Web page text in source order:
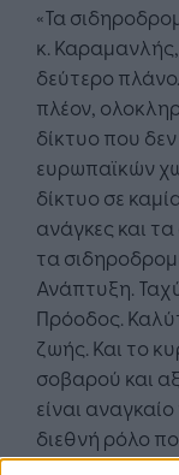
«Τα
κ.
δεύτερο
πλέον,
δίκτυο που
ευρωπαϊκών
δίκτυο σε
ανάγκες και
τα
Ανάπτυξη.
Πρόοδος.
ζωής. Και το
σοβαρού και
είναι
διεθνή ρόλο